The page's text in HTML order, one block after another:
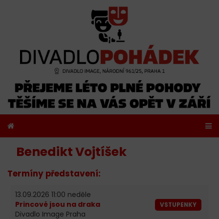
Benedikt Vojtíšek
Termíny představení:
13.09.2026 11:00 neděle
Princové jsou na draka
Divadlo Image Praha
VSTUPENKY